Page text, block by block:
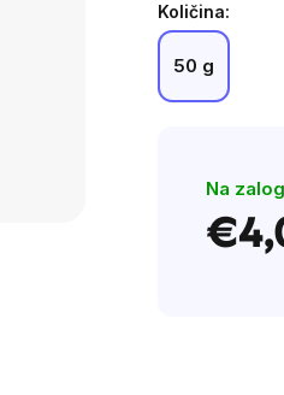
Količina:
50 g
Na